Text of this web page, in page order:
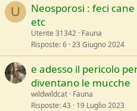
https://it.scribd.com/document/
Accident-report
U
Neosporosi : feci
etc
Utente 31342 Fauna
Risposte 6 23 Giugno 2024
e adesso il pericolo
diventano le mucche
wildwildcat Fauna
Risposte 43 19 Luglio 2023